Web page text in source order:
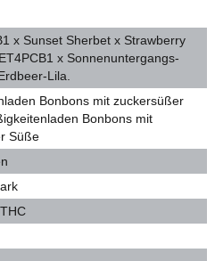
x Sunset Sherbet x Strawberry
x Sonnenuntergangs-
Lila.
Bonbons mit zuckersüßer
Bonbons mit
Süße